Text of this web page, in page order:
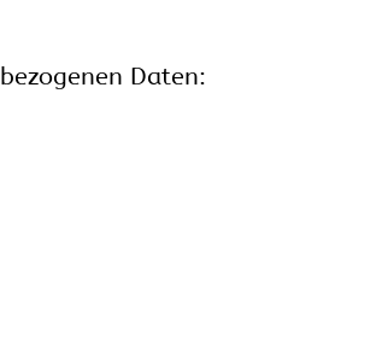
Daten: